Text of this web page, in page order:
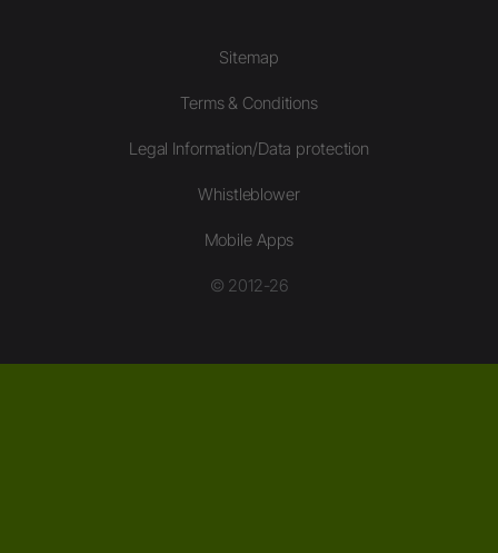
Sitemap
Terms & Conditions
Legal Information/Data protection
Whistleblower
Mobile Apps
© 2012-26